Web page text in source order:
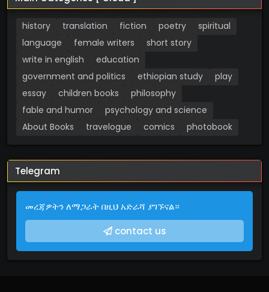
history translation fiction poetry
spiritual
language
female writers
short story
write in english
education
government and politics
ethiopian study
play
essay
children books
philosophy
fable and humor
psychology and science
About Books
travelogue comics photobook
Telegram
መረጃዎትን ለማጋራት በዚህ አድራሻ ያገኙናል።
contact us